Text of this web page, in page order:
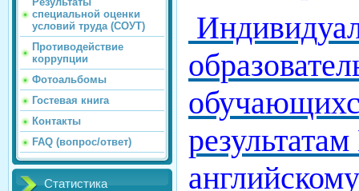
специальной оценки
условий труда (СОУТ)
Противодействие
коррупции
Фотоальбомы
Гостевая книга
Контакты
FAQ (вопрос/ответ)
Статистика